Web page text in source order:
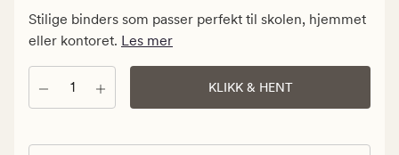
kr.
Vanlig
12
kr
Stilige binders som passer perfekt til skolen, hjemmet
eller kontoret. Les mer
Antall KLIKK & HENT